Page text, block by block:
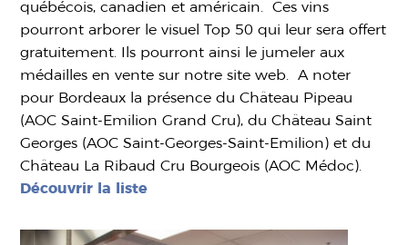
québécois, canadien et américain. Ces vins
pourront arborer le visuel Top 50 qui leur sera offert
gratuitement. Ils pourront ainsi le jumeler aux
médailles en vente sur notre site web. A noter
pour Bordeaux la présence du Château Pipeau
(AOC Saint-Emilion Grand Cru), du Château Saint
Georges (AOC Saint-Georges-Saint-Emilion) et du
Château La Ribaud Cru Bourgeois (AOC Médoc).
Découvrir la liste